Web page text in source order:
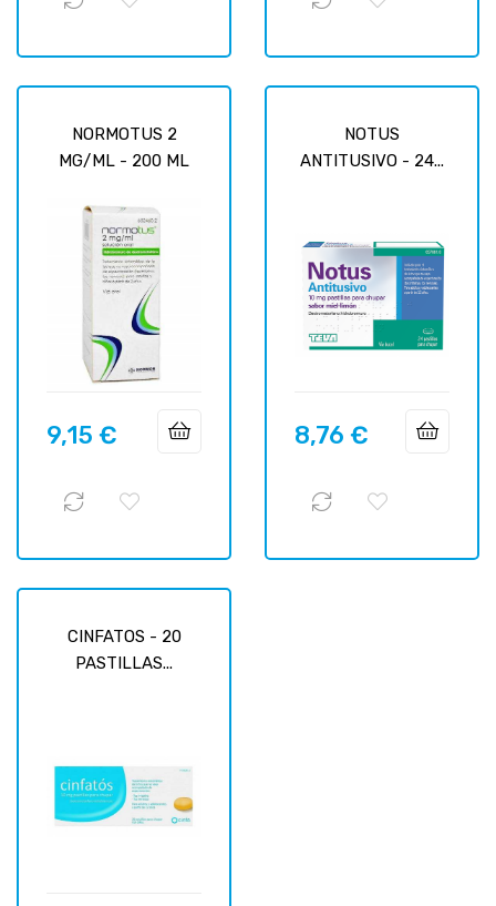
NORMOTUS 2
MG/ML - 200 ML
Prix
9,15 €
NOTUS
ANTITUSIVO - 24...
Prix
8,76 €
CINFATOS - 20
PASTILLAS...